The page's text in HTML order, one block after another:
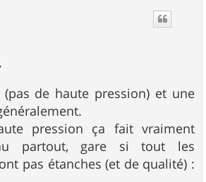
de haute pression) et une
pression ça fait vraiment
partout, gare si tout les
pas étanches (et de qualité) :